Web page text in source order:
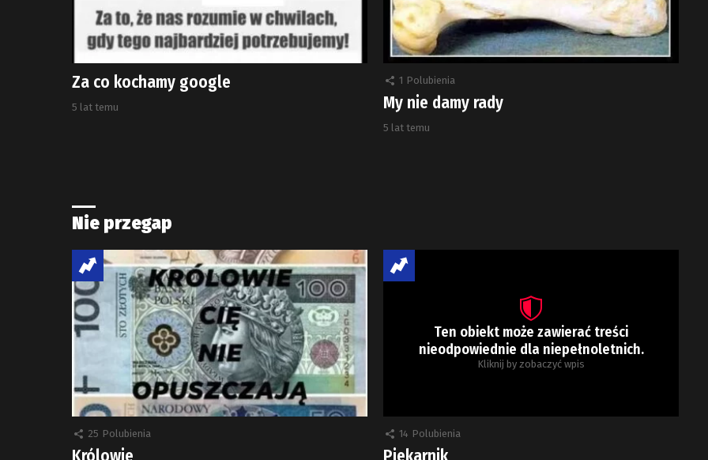
Za co kochamy google
5 lat temu
1 Polubienia
My nie damy rady
5 lat temu
Nie przegap
25 Polubienia
Królowie
Ten obiekt może zawierać treści
nieodpowiednie dla niepełnoletnich.
Kliknij by zobaczyć wpis
14 Polubienia
Piekarnik